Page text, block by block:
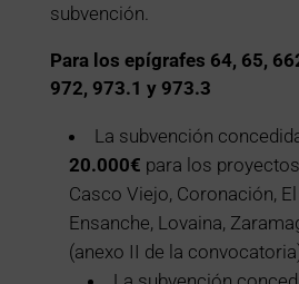
subvención.
Para los epígrafes 64, 65,
972, 973.1 y 973.3
La subvención
20.000€ para los
Casco Viejo, Coronación, El
Ensanche, Lovaina,
(anexo II de la